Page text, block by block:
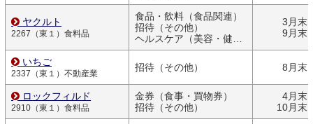
ヤクルト
2267（東１）食料品
食品・飲料（食品関連）
招待（その他）
ヘルスケア（美容・健康関連商品）
3月末
9月末
いちご
2337（東１）不動産業
招待（その他） 8月末
ロックフィルド
2910（東１）食料品
金券（食事・買物券）
招待（その他）
4月末
10月末